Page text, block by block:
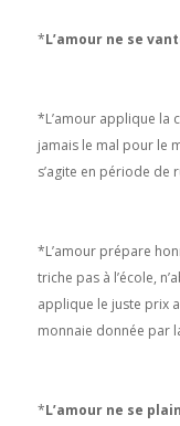
*L’amour ne se
*L’amour applique la
jamais le mal pour le
s’agite en période de
*L’amour prépare
triche pas à l’école,
applique le juste prix
monnaie donnée par
*L’amour ne se